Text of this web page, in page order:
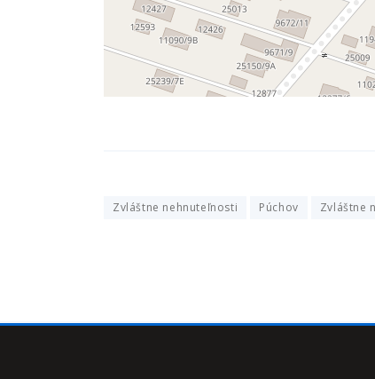
Zvláštne nehnuteľnosti Púchov Zvláštne